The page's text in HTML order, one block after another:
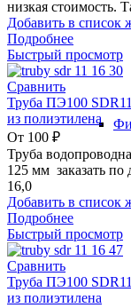
низкая стоимость.
Добавить в список
Подробнее
Быстрый просмотр
Сравнить
Труба ПЭ100
из полиэтилена
От 100 ₽
Труба
125 мм заказать
16,0
Добавить в список
Подробнее
Быстрый просмотр
Сравнить
Труба ПЭ100
из полиэтилена